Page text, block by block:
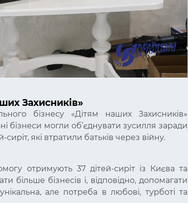
Захисників»
бізнесу «Дітям наших Захисників»
бізнеси могли об’єднувати зусилля заради
які втратили батьків через війну.
отримують 37 дітей-сиріт із Києва та
більше бізнесів і, відповідно, допомагати
але потреба в любові, турботі та